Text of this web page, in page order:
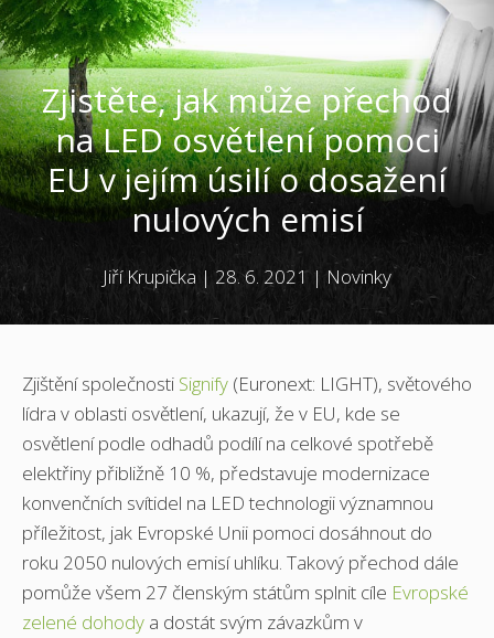
Zjistěte, jak může přechod
na LED osvětlení pomoci
EU v jejím úsilí o dosažení
nulových emisí
Jiří Krupička | 28. 6. 2021| Novinky
Zjištění společnosti Signify (Euronext: LIGHT), světového
lídra v oblasti osvětlení, ukazují, že v EU, kde se
osvětlení podle odhadů podílí na celkové spotřebě
elektřiny přibližně 10 %, představuje modernizace
konvenčních svítidel na LED technologii významnou
příležitost, jak Evropské Unii pomoci dosáhnout do
roku 2050 nulových emisí uhlíku. Takový přechod dále
pomůže všem 27 členským státům splnit cíle Evropské
zelené dohody a dostát svým závazkům v